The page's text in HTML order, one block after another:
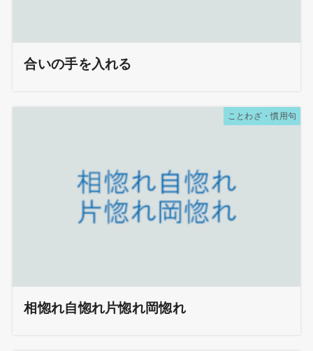
合いの手を入れる
ことわざ・慣用句
相惚れ自惚れ片惚れ岡惚れ